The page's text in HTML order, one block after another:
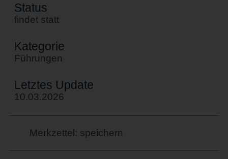
Status
findet statt
Kategorie
Führungen
Letztes Update
10.03.2026
Merkzettel: speichern